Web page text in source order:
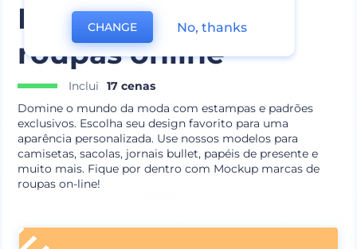
Mockup marca de
roupas online
Inclui
17 cenas
Domine o mundo da moda com estampas e padrões
exclusivos. Escolha seu design favorito para uma
aparência personalizada. Use nossos modelos para
camisetas, sacolas, jornais bullet, papéis de presente e
muito mais. Fique por dentro com Mockup marcas de
roupas on-line!
CHANGE No, thanks